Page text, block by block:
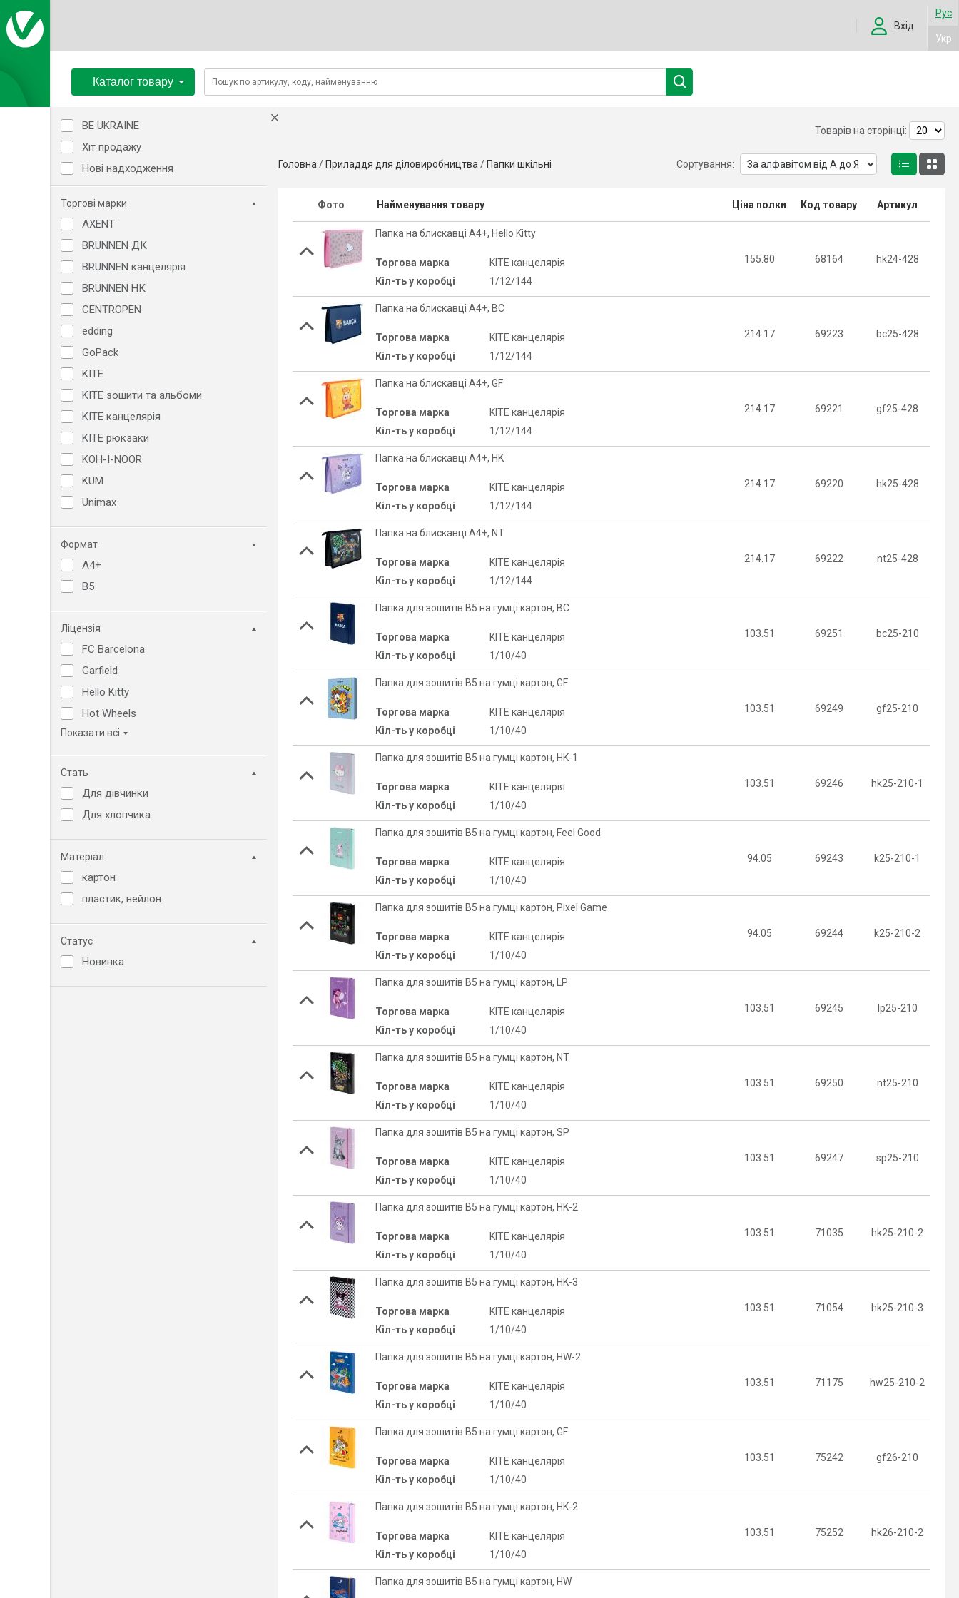
Вхід
Рус
Укр
Каталог товару
BE UKRAINE
Хіт продажу
Нові надходження
Торгові марки
AXENT
BRUNNEN ДК
BRUNNEN канцелярія
BRUNNEN НК
CENTROPEN
edding
GoPack
KITE
KITE зошити та альбоми
KITE канцелярія
KITE рюкзаки
KOH-I-NOOR
KUM
Unimax
Формат
A4+
B5
Ліцензія
FC Barcelona
Garfield
Hello Kitty
Hot Wheels
Показати всі
Стать
Для дівчинки
Для хлопчика
Матеріал
картон
пластик, нейлон
Статус
Новинка
Товарів на сторінці:
Головна / Приладдя для діловиробництва / Папки шкільні Сортування:
Фото Найменування товару Ціна полки Код товару Артикул
Папка на блискавці A4+, Hello Kitty
Торгова марка
KITE канцелярія
Кіл-ть у коробці
1/12/144
155.80 68164 hk24-428
Папка на блискавці A4+, BC
Торгова марка
KITE канцелярія
Кіл-ть у коробці
1/12/144
214.17 69223 bc25-428
Папка на блискавці A4+, GF
Торгова марка
KITE канцелярія
Кіл-ть у коробці
1/12/144
214.17 69221 gf25-428
Папка на блискавці A4+, HK
Торгова марка
KITE канцелярія
Кіл-ть у коробці
1/12/144
214.17 69220 hk25-428
Папка на блискавці A4+, NT
Торгова марка
KITE канцелярія
Кіл-ть у коробці
1/12/144
214.17 69222 nt25-428
Папка для зошитів В5 на гумці картон, BC
Торгова марка
KITE канцелярія
Кіл-ть у коробці
1/10/40
103.51 69251 bc25-210
Папка для зошитів В5 на гумці картон, GF
Торгова марка
KITE канцелярія
Кіл-ть у коробці
1/10/40
103.51 69249 gf25-210
Папка для зошитів В5 на гумці картон, HK-1
Торгова марка
KITE канцелярія
Кіл-ть у коробці
1/10/40
103.51 69246 hk25-210-1
Папка для зошитів В5 на гумці картон, Feel Good
Торгова марка
KITE канцелярія
Кіл-ть у коробці
1/10/40
94.05 69243 k25-210-1
Папка для зошитів В5 на гумці картон, Pixel Game
Торгова марка
KITE канцелярія
Кіл-ть у коробці
1/10/40
94.05 69244 k25-210-2
Папка для зошитів В5 на гумці картон, LP
Торгова марка
KITE канцелярія
Кіл-ть у коробці
1/10/40
103.51 69245 lp25-210
Папка для зошитів В5 на гумці картон, NT
Торгова марка
KITE канцелярія
Кіл-ть у коробці
1/10/40
103.51 69250 nt25-210
Папка для зошитів В5 на гумці картон, SP
Торгова марка
KITE канцелярія
Кіл-ть у коробці
1/10/40
103.51 69247 sp25-210
Папка для зошитів В5 на гумці картон, HK-2
Торгова марка
KITE канцелярія
Кіл-ть у коробці
1/10/40
103.51 71035 hk25-210-2
Папка для зошитів В5 на гумці картон, HK-3
Торгова марка
KITE канцелярія
Кіл-ть у коробці
1/10/40
103.51 71054 hk25-210-3
Папка для зошитів В5 на гумці картон, HW-2
Торгова марка
KITE канцелярія
Кіл-ть у коробці
1/10/40
103.51 71175 hw25-210-2
Папка для зошитів В5 на гумці картон, GF
Торгова марка
KITE канцелярія
Кіл-ть у коробці
1/10/40
103.51 75242 gf26-210
Папка для зошитів В5 на гумці картон, HK-2
Торгова марка
KITE канцелярія
Кіл-ть у коробці
1/10/40
103.51 75252 hk26-210-2
Папка для зошитів В5 на гумці картон, HW